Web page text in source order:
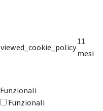
viewed_cookie_policy
11
mesi
Funzionali
Funzionali